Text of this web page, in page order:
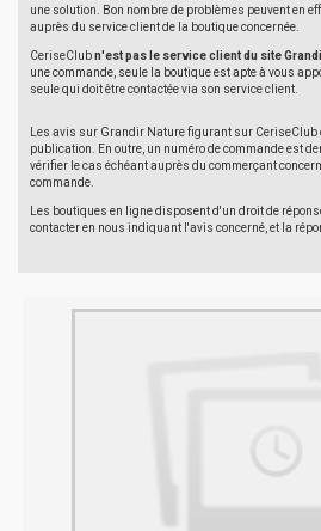
une solution. Bon nombre de problèmes peuvent en
auprès du service client de la boutique concernée.
CeriseClubn'est pas le service client du site
une commande, seule la boutique est apte à vous
seule qui doit être contactée via son service client.
Les avis sur Grandir Nature figurant sur CeriseClub
publication. En outre, un numéro de commande est
vérifier le cas échéant auprès du commerçant
commande.
Les boutiques en ligne disposent d'un droit de
contacter en nous indiquant l'avis concerné, et la